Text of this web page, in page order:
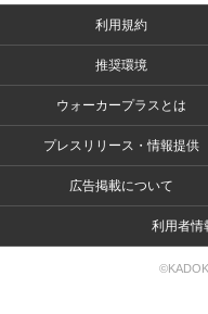
利用規約
推奨環境
ウォーカープラスとは
プレスリリース・情報提供
広告掲載について
利用者情